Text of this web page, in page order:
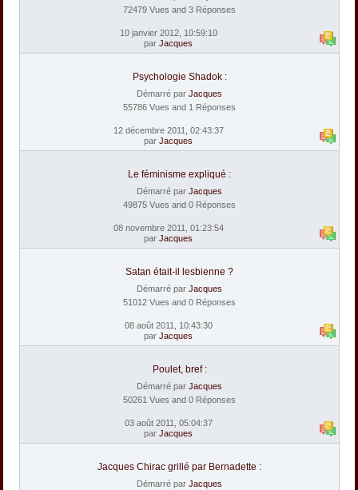
72479 Vues and 3 Réponses
10 janvier 2012, 10:59:10
par Jacques
Psychologie Shadok :
Démarré par Jacques
55786 Vues and 1 Réponses
12 décembre 2011, 02:43:37
par Jacques
Le féminisme expliqué :
Démarré par Jacques
49875 Vues and 0 Réponses
08 novembre 2011, 01:23:54
par Jacques
Satan était-il lesbienne ?
Démarré par Jacques
51012 Vues and 0 Réponses
08 août 2011, 10:43:30
par Jacques
Poulet, bref :
Démarré par Jacques
50261 Vues and 0 Réponses
03 août 2011, 05:04:37
par Jacques
Jacques Chirac grillé par Bernadette :
Démarré par Jacques